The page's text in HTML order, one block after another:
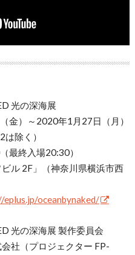
光の深海展
～2020年1月27日（月）
除く）
終入場20:30）
2F」（神奈川県横浜市西
eplus.jp/oceanbynaked/
の深海展 製作委員会
社（プロジェクター FP-